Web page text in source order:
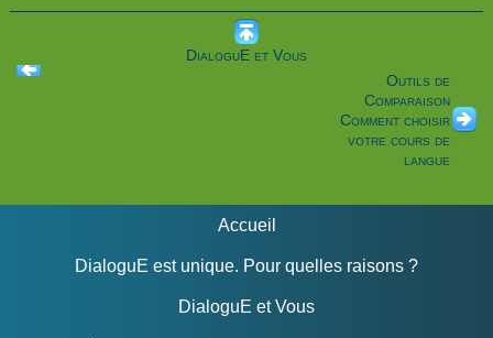
DialoguE et Vous
Outils de
Comparaison
Comment choisir
votre cours de
langue
Accueil
DialoguE est unique. Pour quelles raisons ?
DialoguE et Vous